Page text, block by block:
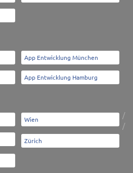
App Entwicklung München
App Entwicklung Hamburg
/
Wien
/
Zürich